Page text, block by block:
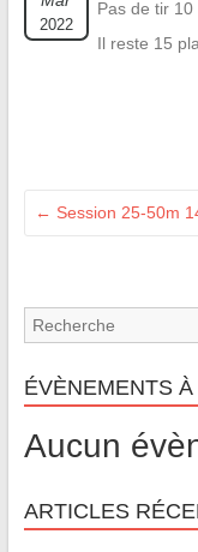
2022
Pas de tir 10
Il reste 15
← Session 25-50m
ÉVÈNEMENTS
Aucun
ARTICLES